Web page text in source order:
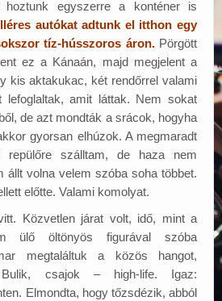
egyszerre a konténer is
autókat adtunk el itthon egy
tíz-hússzoros áron.Pörgött
ez a Kánaán, majd megjelent a
kis aktakukac, két rendőrrel valami
lefoglaltak, amit láttak. Nem sokat
de azt mondták a srácok, hogyha
gyorsan elhúzok. A megmaradt
repülőre szálltam, de haza nem
állt volna velem szóba soha többet.
előtte. Valami komolyat.
Közvetlen járat volt, idő, mint a
ülő öltönyös figurával szóba
megtaláltuk a közös hangot,
Bulik, csajok – high-life. Igaz:
Elmondta, hogy tőzsdézik, abból